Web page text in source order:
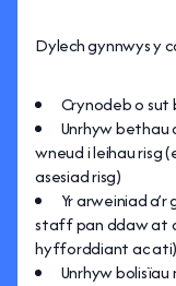
Dylech gynnwys y
Crynodeb o
Unrhyw bethau
wneud i leihau risg
asesiad risg)
Yr arweiniad
staff pan ddaw at
hyfforddiant ac ati)
Unrhyw